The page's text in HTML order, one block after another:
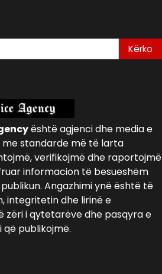
është agjenci dhe media e
standarde më të larta
verifikojmë dhe raportojmë
informacion të besueshëm
Angazhimi ynë është të
integritetin dhe lirinë e
zëri i qytetarëve dhe pasqyra e
publikojmë.